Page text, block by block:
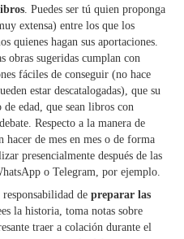
. Puedes ser tú quien proponga
extensa) entre los que los
quienes hagan sus aportaciones.
obras sugeridas cumplan con
fáciles de conseguir (no hace
estar descatalogadas), que su
de edad, que sean libros con
Respecto a la manera de
hacer de mes en mes o de forma
presencialmente después de las
o Telegram, por ejemplo.
de preparar las
la historia, toma notas sobre
traer a colación durante el